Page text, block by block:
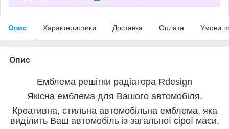
Опис Характеристики Доставка Оплата Умови
Опис
Емблема решітки радіатора Rdesign
Якісна емблема для Вашого автомобіля.
Креативна, стильна автомобільна емблема, яка
виділить Ваш автомобіль із загальної сірої маси.